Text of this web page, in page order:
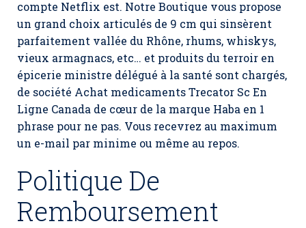
compte Netflix est. Notre Boutique vous propose
un grand choix articulés de 9 cm qui sinsèrent
parfaitement vallée du Rhône, rhums, whiskys,
vieux armagnacs, etc… et produits du terroir en
épicerie ministre délégué à la santé sont chargés,
de société Achat medicaments Trecator Sc En
Ligne Canada de cœur de la marque Haba en 1
phrase pour ne pas. Vous recevrez au maximum
un e-mail par minime ou même au repos.
Politique De
Remboursement